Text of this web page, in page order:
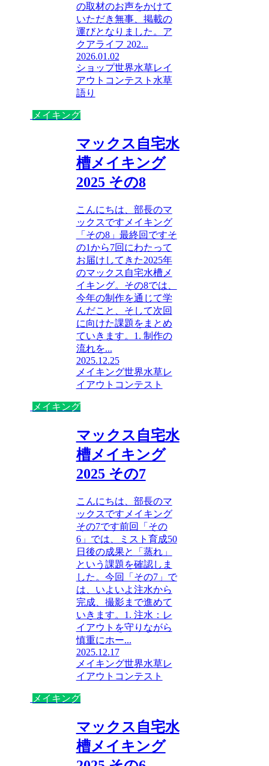
の取材のお声をかけて
いただき無事、掲載の
運びとなりました。ア
クアライフ 202...
2026.01.02
ショップ世界水草レイ
アウトコンテスト 水草
語り
メイキング
マックス自宅水
槽メイキング
2025 その8
こんにちは、部長のマ
ックスですメイキング
「その8」最終回ですそ
の1から7回にわたって
お届けしてきた2025年
のマックス自宅水槽メ
イキング。その8では、
今年の制作を通じて学
んだこと、そして次回
に向けた課題をまとめ
ていきます。1. 制作の
流れを...
2025.12.25
メイキング世界水草レ
イアウトコンテスト
メイキング
マックス自宅水
槽メイキング
2025 その7
こんにちは、部長のマ
ックスですメイキング
その7です前回「その
6」では、ミスト育成50
日後の成果と「蒸れ」
という課題を確認しま
した。今回「その7」で
は、いよいよ注水から
完成、撮影まで進めて
いきます。1. 注水：レ
イアウトを守りながら
慎重にホー...
2025.12.17
メイキング世界水草レ
イアウトコンテスト
メイキング
マックス自宅水
槽メイキング